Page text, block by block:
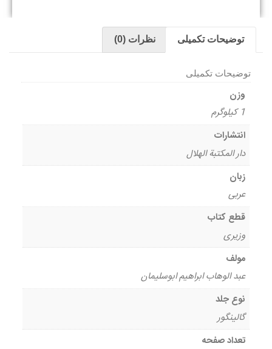
توضیحات تکمیلی نظرات (0)
توضیحات تکمیلی
وزن
1 کیلوگرم
انتشارات
دار المکتبة الهلال
زبان
عربی
قطع کتاب
وزیری
مولف
عبد الوهاب ابراهیم ابوسلیمان
نوع جلد
گالینگور
تعداد صفحه